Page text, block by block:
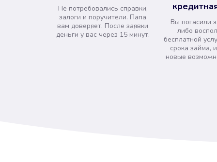
Не потребовались справки,
залоги и поручители. Папа
вам доверяет. После заявки
деньги у вас через 15 минут.
Вы погасили
либо
бесплатной
срока займа,
новые